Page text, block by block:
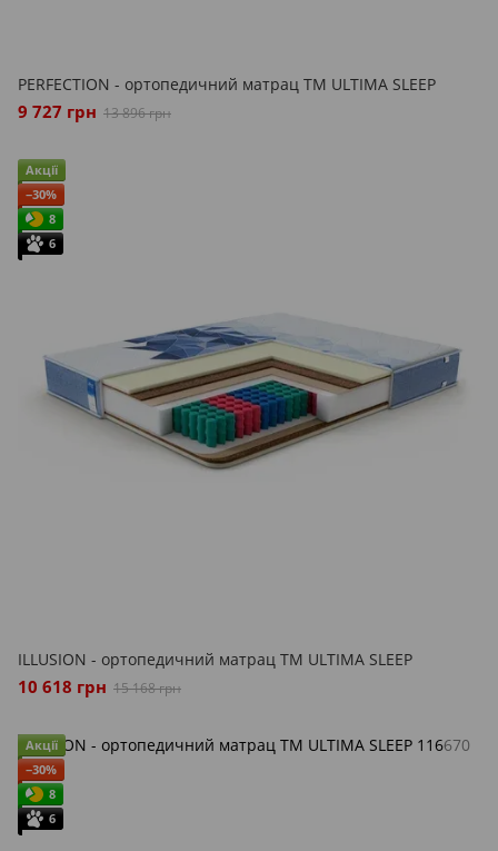
PERFECTION - ортопедичний матрац ТМ ULTIMA SLEEP
9 727 грн 13 896 грн
Акції
−30%
8
6
ILLUSION - ортопедичний матрац ТМ ULTIMA SLEEP
10 618 грн 15 168 грн
Акції
−30%
8
6